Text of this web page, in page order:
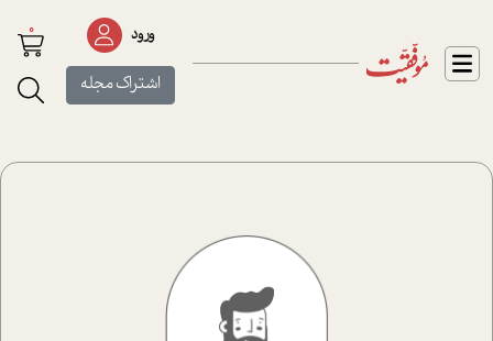
ورود
اشتراک مجله
0